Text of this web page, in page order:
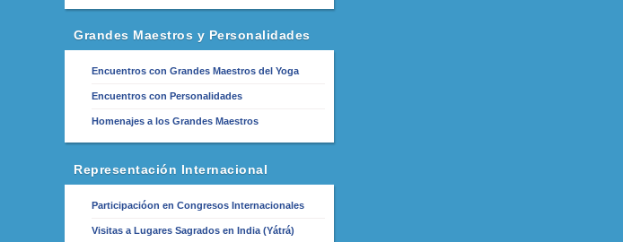
Grandes Maestros y Personalidades
Encuentros con Grandes Maestros del Yoga
Encuentros con Personalidades
Homenajes a los Grandes Maestros
Representación Internacional
Participacióon en Congresos Internacionales
Visitas a Lugares Sagrados en India (Yátrá)